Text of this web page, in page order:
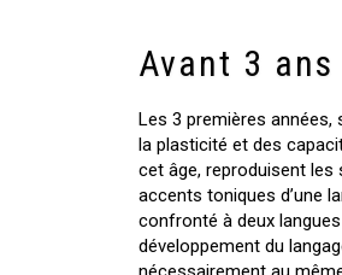
Avant 3 ans
Les 3 premières années,
la plasticité et des
cet âge, reproduisent les
accents toniques d’une
confronté à deux
développement du